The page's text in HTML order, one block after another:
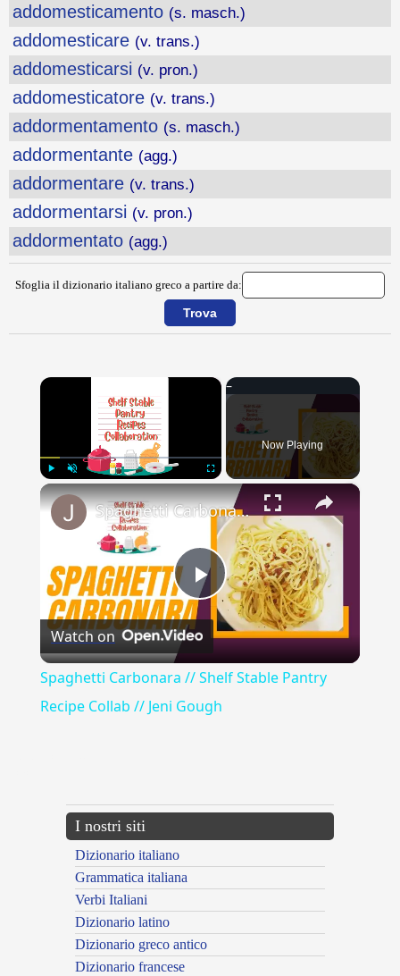
addomesticamento (s. masch.)
addomesticare (v. trans.)
addomesticarsi (v. pron.)
addomesticatore (v. trans.)
addormentamento (s. masch.)
addormentante (agg.)
addormentare (v. trans.)
addormentarsi (v. pron.)
addormentato (agg.)
Sfoglia il dizionario italiano greco a partire da:
×
Fullscreen
Now Playing
×
Play
Video
Spaghetti Carbonara // Shelf Stable Pantry Recipe Collab // Jeni Gough
Watch on
Spaghetti Carbonara // Shelf Stable Pantry
Recipe Collab // Jeni Gough
I nostri siti
Dizionario italiano
Grammatica italiana
Verbi Italiani
Dizionario latino
Dizionario greco antico
Dizionario francese